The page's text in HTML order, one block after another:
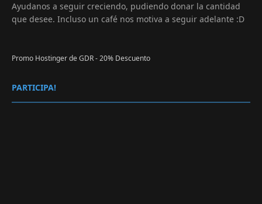
Ayudanos a seguir creciendo, pudiendo donar la cantidad
que desee. Incluso un café nos motiva a seguir adelante :D
Promo Hostinger de GDR - 20% Descuento
PARTICIPA!